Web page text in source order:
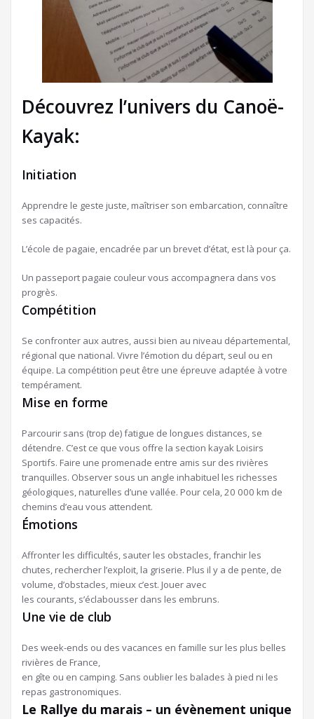
Découvrez l’univers du Canoë-
Kayak:
Initiation
Apprendre le geste juste, maîtriser son embarcation, connaître
ses capacités.
L’école de pagaie, encadrée par un brevet d’état, est là pour ça.
Un passeport pagaie couleur vous accompagnera dans vos
progrès.
Compétition
Se confronter aux autres, aussi bien au niveau départemental,
régional que national. Vivre l’émotion du départ, seul ou en
équipe. La compétition peut être une épreuve adaptée à votre
tempérament.
Mise en forme
Parcourir sans (trop de) fatigue de longues distances, se
détendre. C’est ce que vous offre la section kayak Loisirs
Sportifs. Faire une promenade entre amis sur des rivières
tranquilles. Observer sous un angle inhabituel les richesses
géologiques, naturelles d’une vallée. Pour cela, 20 000 km de
chemins d’eau vous attendent.
Émotions
Affronter les difficultés, sauter les obstacles, franchir les
chutes, rechercher l’exploit, la griserie. Plus il y a de pente, de
volume, d’obstacles, mieux c’est. Jouer avec
les courants, s’éclabousser dans les embruns.
Une vie de club
Des week-ends ou des vacances en famille sur les plus belles
rivières de France,
en gîte ou en camping. Sans oublier les balades à pied ni les
repas gastronomiques.
Le Rallye du marais – un évènement unique